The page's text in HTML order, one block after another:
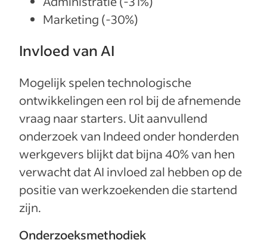
Marketing (-30%)
Invloed van AI
Mogelijk spelen technologische
ontwikkelingen een rol bij de afnemende
vraag naar starters. Uit aanvullend
onderzoek van Indeed onder honderden
werkgevers blijkt dat bijna 40% van hen
verwacht dat AI invloed zal hebben op de
positie van werkzoekenden die startend
zijn.
Onderzoeksmethodiek